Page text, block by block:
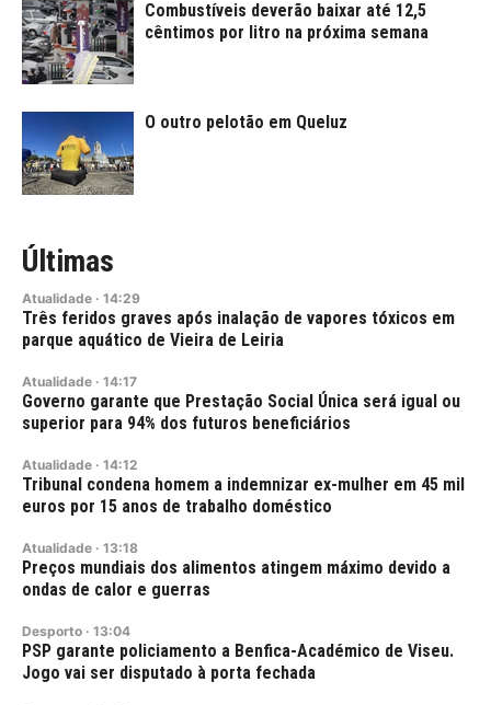
Combustíveis deverão baixar até 12,5
cêntimos por litro na próxima semana
O outro pelotão em Queluz
Últimas
Atualidade · 14:29
Três feridos graves após inalação de vapores tóxicos em
parque aquático de Vieira de Leiria
Atualidade · 14:17
Governo garante que Prestação Social Única será igual ou
superior para 94% dos futuros beneficiários
Atualidade · 14:12
Tribunal condena homem a indemnizar ex-mulher em 45 mil
euros por 15 anos de trabalho doméstico
Atualidade · 13:18
Preços mundiais dos alimentos atingem máximo devido a
ondas de calor e guerras
Desporto · 13:04
PSP garante policiamento a Benfica-Académico de Viseu.
Jogo vai ser disputado à porta fechada